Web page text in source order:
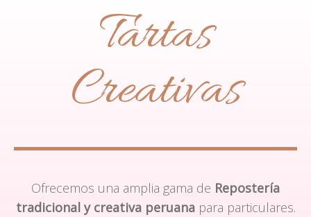
Tartas
Creativas
Ofrecemos una amplia gama de Repostería
tradicional y creativa peruanapara particulares.